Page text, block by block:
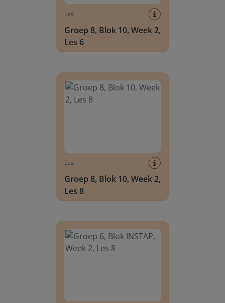
Les
Groep 8, Blok 10, Week 2,
Les 6
Les
Groep 8, Blok 10, Week 2,
Les 8